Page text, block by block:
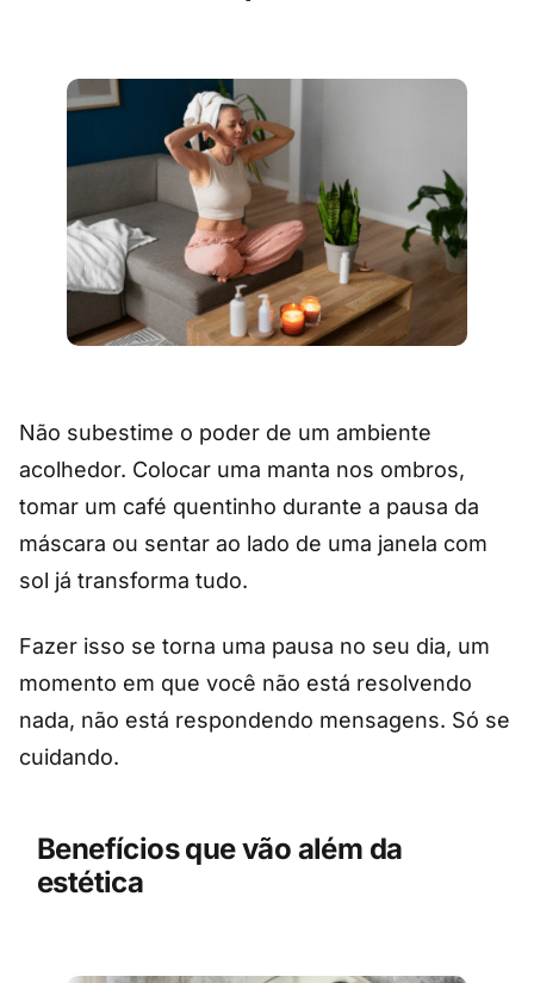
Não subestime o poder de um ambiente
acolhedor. Colocar uma manta nos ombros,
tomar um café quentinho durante a pausa da
máscara ou sentar ao lado de uma janela com
sol já transforma tudo.
Fazer isso se torna uma pausa no seu dia, um
momento em que você não está resolvendo
nada, não está respondendo mensagens. Só se
cuidando.
Benefícios que vão além da
estética